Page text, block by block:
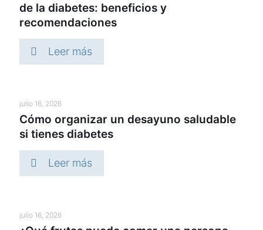
de la diabetes: beneficios y
recomendaciones
Leer más
julio 16, 2026
Cómo organizar un desayuno saludable
si tienes diabetes
Leer más
julio 16, 2026